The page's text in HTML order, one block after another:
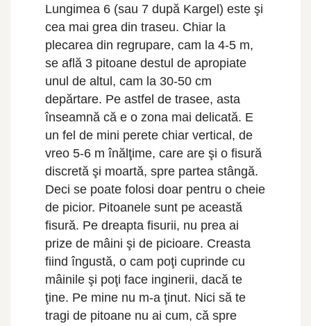
Lungimea 6 (sau 7 după Kargel) este şi
cea mai grea din traseu. Chiar la
plecarea din regrupare, cam la 4-5 m,
se află 3 pitoane destul de apropiate
unul de altul, cam la 30-50 cm
depărtare. Pe astfel de trasee, asta
înseamnă că e o zona mai delicată. E
un fel de mini perete chiar vertical, de
vreo 5-6 m înălţime, care are şi o fisură
discretă şi moartă, spre partea stângă.
Deci se poate folosi doar pentru o cheie
de picior. Pitoanele sunt pe această
fisură. Pe dreapta fisurii, nu prea ai
prize de mâini şi de picioare. Creasta
fiind îngustă, o cam poţi cuprinde cu
mâinile şi poţi face inginerii, dacă te
ţine. Pe mine nu m-a ţinut. Nici să te
tragi de pitoane nu ai cum, că spre